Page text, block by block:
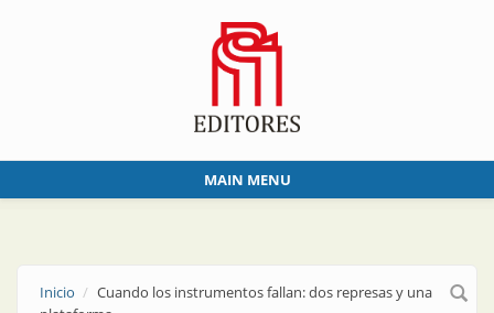
MAIN MENU
Inicio
Cuando los instrumentos fallan: dos represas y una